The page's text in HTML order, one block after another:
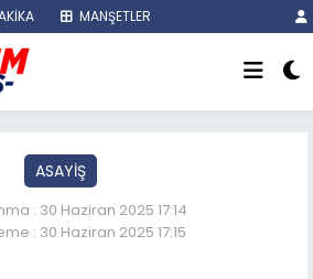
MANŞETLER
ASAYİŞ
: 30 Haziran 2025 17:14
: 30 Haziran 2025 17:15